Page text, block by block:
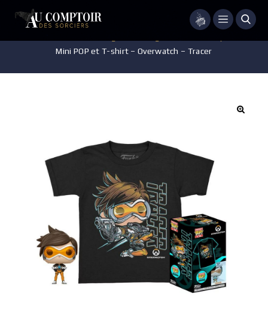
Menu
Mini POP et T-shirt – Overwatch – Tracer